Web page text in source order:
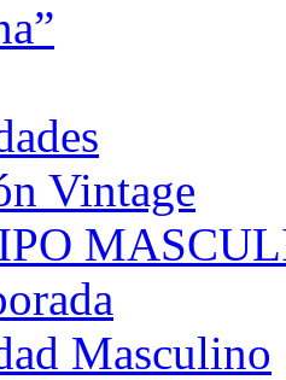
Vintage
Masculino